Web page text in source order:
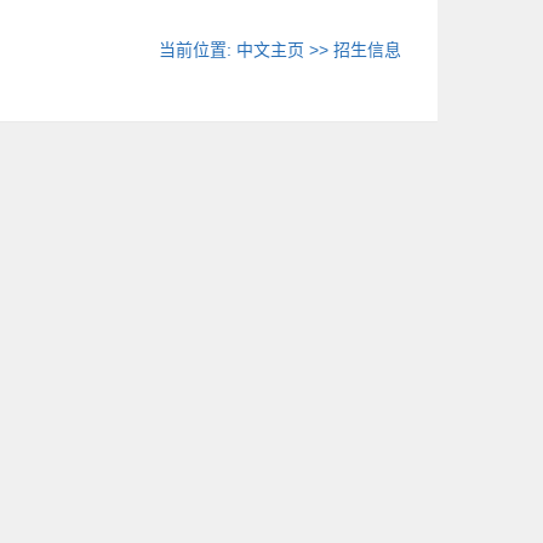
当前位置: 中文主页 >>招生信息